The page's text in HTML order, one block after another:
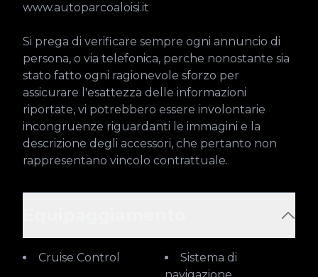
www.autoparcoaloisi.it
Si prega di verificare sempre ogni annuncio di
persona, o via telefonica, perche nonostante sia
stato fatto ogni ragionevole sforzo per
assicurare l'esattezza delle informazioni
riportate, vi potrebbero essere involontarie
incongruenze riguardanti le immagini e la
descrizione degli accessori, che pertanto non
rappresentano vincolo contrattuale.
Cruise Control
Sistema di